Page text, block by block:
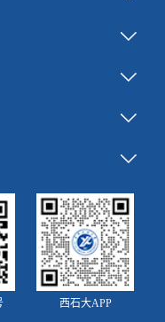
西石大APP